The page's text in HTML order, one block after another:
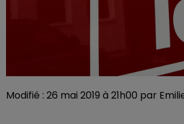
Modifié : 26 mai 2019 à 21h00 par